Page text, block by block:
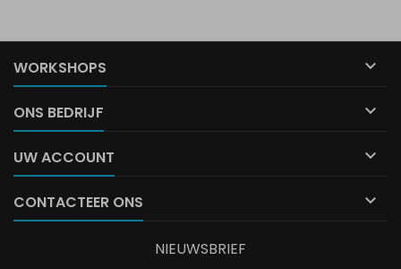
WORKSHOPS 
ONS BEDRIJF 
UW ACCOUNT 
CONTACTEER ONS 
NIEUWSBRIEF